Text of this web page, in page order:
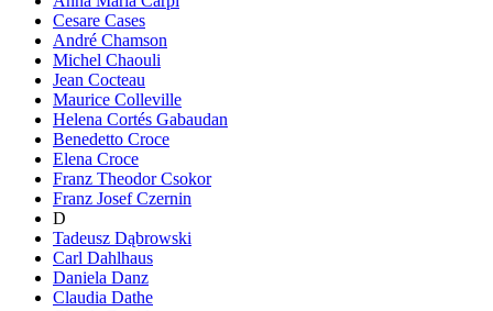
Cesare Cases
André Chamson
Michel Chaouli
Jean Cocteau
Maurice Colleville
Helena Cortés Gabaudan
Benedetto Croce
Elena Croce
Franz Theodor Csokor
Franz Josef Czernin
D
Tadeusz Dąbrowski
Carl Dahlhaus
Daniela Danz
Claudia Dathe